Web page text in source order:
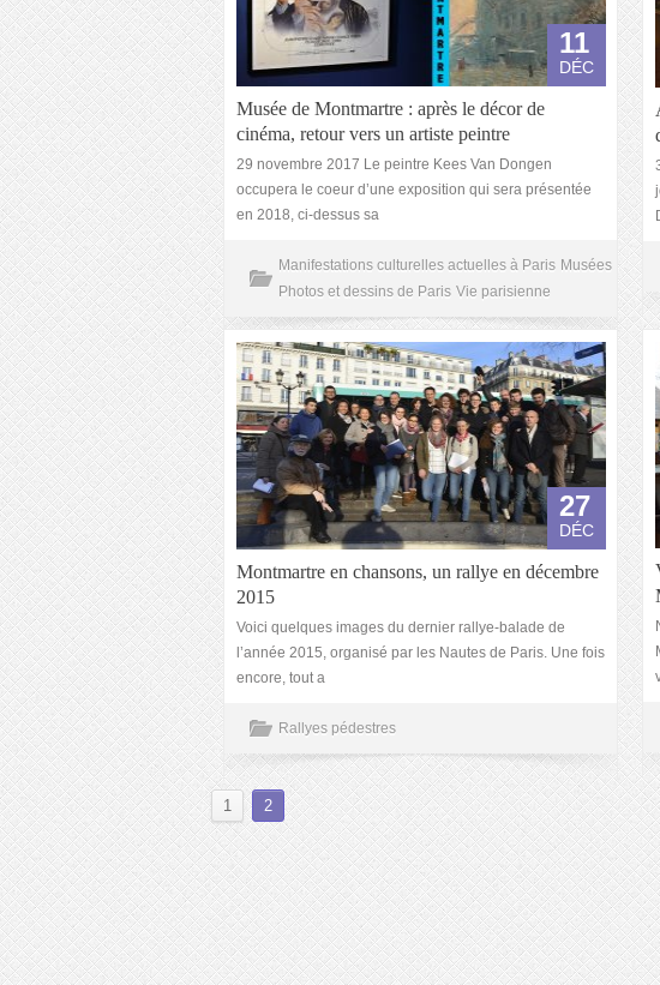
11
DÉC
Musée de Montmartre : après le décor de
cinéma, retour vers un artiste peintre
29 novembre 2017 Le peintre Kees Van Dongen
occupera le coeur d’une exposition qui sera présentée
en 2018, ci-dessus sa
Manifestations culturelles actuelles à Paris Musées
Photos et dessins de Paris Vie parisienne
27
DÉC
Montmartre en chansons, un rallye en décembre
2015
Voici quelques images du dernier rallye-balade de
l’année 2015, organisé par les Nautes de Paris. Une fois
encore, tout a
Rallyes pédestres
1 2